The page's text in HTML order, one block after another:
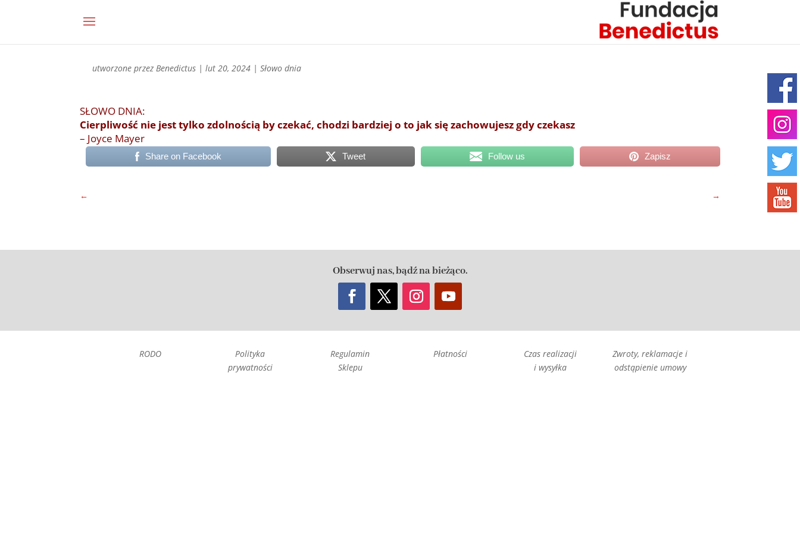
utworzone przezBenedictus |lut 20, 2024 |Słowo dnia
SŁOWO DNIA:
Cierpliwość nie jest tylko zdolnością by czekać, chodzi bardziej o to jak się zachowujesz gdy czekasz
– Joyce Mayer
Share on Facebook Tweet Follow us Zapisz
← →
Obserwuj nas, bądź na bieżąco.
RODO
Polityka
prywatności
Regulamin
Sklepu
Płatności
Czas realizacji
i wysyłka
Zwroty, reklamacje i
odstąpienie umowy